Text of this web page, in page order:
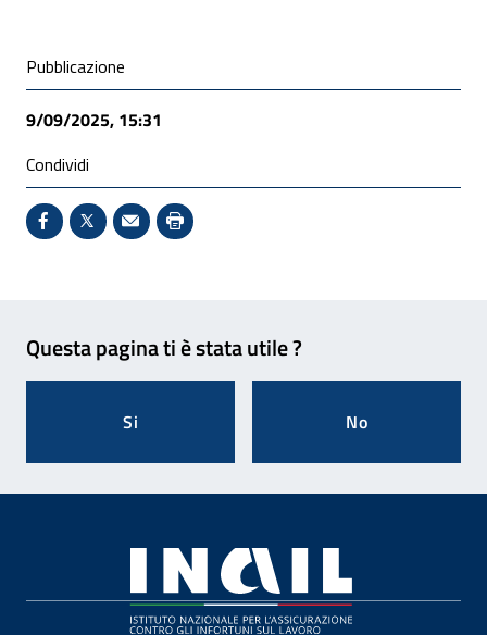
Condivisione social
Pubblicazione
9/09/2025, 15:31
Condividi
Condividi su Facebook - Sito esterno - Apertura in
X - Sito esterno - Apertura in nuova finestra
Invio Mail: apre il programma di posta
Stampa pagina: scelta meno
Questa pagina ti è stata utile ?
Si No